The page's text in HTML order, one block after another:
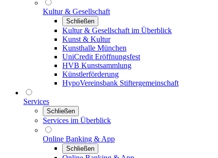
Kultur & Gesellschaft
Schließen
Kultur & Gesellschaft im Überblick
Kunst & Kultur
Kunsthalle München
UniCredit Eröffnungsfest
HVB Kunstsammlung
Künstlerförderung
HypoVereinsbank Stiftergemeinschaft
Services
Schließen
Services im Überblick
Online Banking & App
Schließen